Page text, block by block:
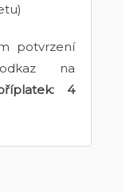
potvrzení
na
4